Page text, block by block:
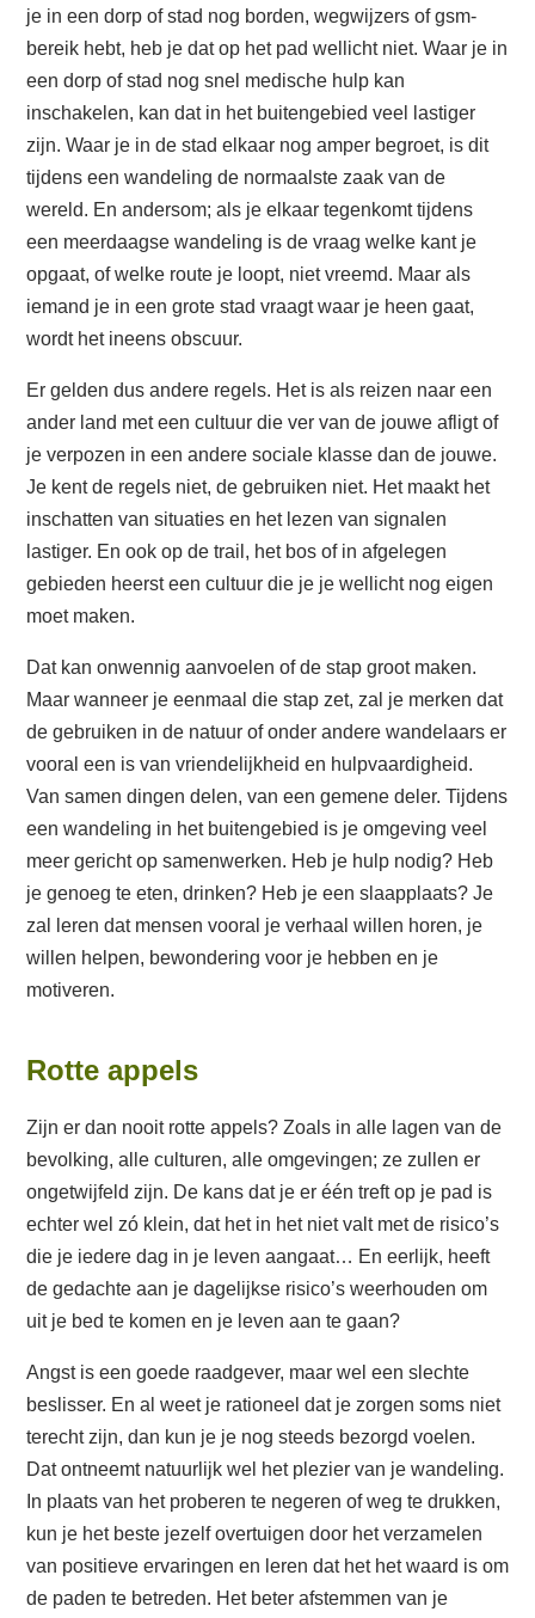
je in een dorp of stad nog borden, wegwijzers of gsm-
bereik hebt, heb je dat op het pad wellicht niet. Waar je in
een dorp of stad nog snel medische hulp kan
inschakelen, kan dat in het buitengebied veel lastiger
zijn. Waar je in de stad elkaar nog amper begroet, is dit
tijdens een wandeling de normaalste zaak van de
wereld. En andersom; als je elkaar tegenkomt tijdens
een meerdaagse wandeling is de vraag welke kant je
opgaat, of welke route je loopt, niet vreemd. Maar als
iemand je in een grote stad vraagt waar je heen gaat,
wordt het ineens obscuur.
Er gelden dus andere regels. Het is als reizen naar een
ander land met een cultuur die ver van de jouwe afligt of
je verpozen in een andere sociale klasse dan de jouwe.
Je kent de regels niet, de gebruiken niet. Het maakt het
inschatten van situaties en het lezen van signalen
lastiger. En ook op de trail, het bos of in afgelegen
gebieden heerst een cultuur die je je wellicht nog eigen
moet maken.
Dat kan onwennig aanvoelen of de stap groot maken.
Maar wanneer je eenmaal die stap zet, zal je merken dat
de gebruiken in de natuur of onder andere wandelaars er
vooral een is van vriendelijkheid en hulpvaardigheid.
Van samen dingen delen, van een gemene deler. Tijdens
een wandeling in het buitengebied is je omgeving veel
meer gericht op samenwerken. Heb je hulp nodig? Heb
je genoeg te eten, drinken? Heb je een slaapplaats? Je
zal leren dat mensen vooral je verhaal willen horen, je
willen helpen, bewondering voor je hebben en je
motiveren.
Rotte appels
Zijn er dan nooit rotte appels? Zoals in alle lagen van de
bevolking, alle culturen, alle omgevingen; ze zullen er
ongetwijfeld zijn. De kans dat je er één treft op je pad is
echter wel zó klein, dat het in het niet valt met de risico’s
die je iedere dag in je leven aangaat… En eerlijk, heeft
de gedachte aan je dagelijkse risico’s weerhouden om
uit je bed te komen en je leven aan te gaan?
Angst is een goede raadgever, maar wel een slechte
beslisser. En al weet je rationeel dat je zorgen soms niet
terecht zijn, dan kun je je nog steeds bezorgd voelen.
Dat ontneemt natuurlijk wel het plezier van je wandeling.
In plaats van het proberen te negeren of weg te drukken,
kun je het beste jezelf overtuigen door het verzamelen
van positieve ervaringen en leren dat het het waard is om
de paden te betreden. Het beter afstemmen van je